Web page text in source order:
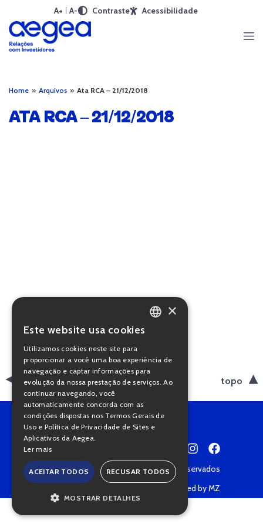
A+ A- Contraste Acessibilidade
Home » Arquivos » Ata RCA – 21/12/2018
ATA RCA – 21/12/2018
voltar topo
Copyright © 2022 • Todos os direitos reservados
Powered by MZ
PORTUGUESE
×
Este website usa cookies
Utilizamos cookies neste site para
proporcionar a você uma boa experiência de
navegação e captar informações para
evolução da nossa prestação de serviços. Ao
continuar navegando, você
automaticamente concorda com as
condições dispostas nos Termos Gerais de
Uso e Política de Privacidade de Sites e
Aplicativos da Aegea.
Ler mais
ACEITAR TODOS RECUSAR TODOS
MOSTRAR DETALHES